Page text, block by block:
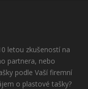
letou zkušeností na
partnera, nebo
podle Vaší firemní
o plastové tašky?